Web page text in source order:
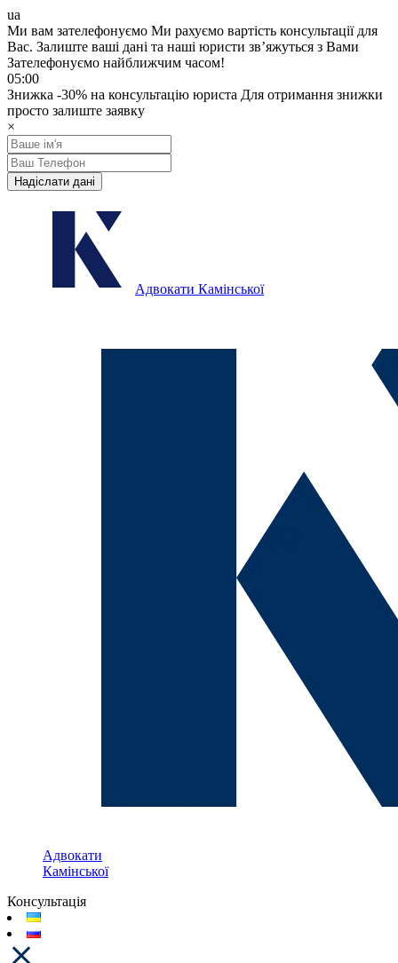
ua
Ми вам зателефонуємо Ми рахуємо вартість консультації для
Вас. Залиште ваші дані та наші юристи звʼяжуться з Вами
Зателефонуємо найближчим часом!
05:00
Знижка -30% на консультацію юриста Для отримання знижки
просто залиште заявку
×
Надіслати дані
Адвокати Камінської
Адвокати
Камінської
Консультація